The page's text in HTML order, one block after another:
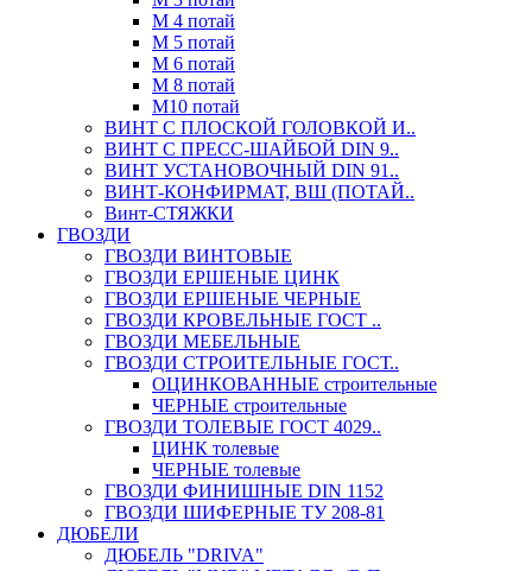
М 4 потай
М 5 потай
М 6 потай
М 8 потай
М10 потай
ВИНТ С ПЛОСКОЙ ГОЛОВКОЙ И..
ВИНТ С ПРЕСС-ШАЙБОЙ DIN 9..
ВИНТ УСТАНОВОЧНЫЙ DIN 91..
ВИНТ-КОНФИРМАТ, ВШ (ПОТАЙ..
Винт-СТЯЖКИ
ГВОЗДИ
ГВОЗДИ ВИНТОВЫЕ
ГВОЗДИ ЕРШЕНЫЕ ЦИНК
ГВОЗДИ ЕРШЕНЫЕ ЧЕРНЫЕ
ГВОЗДИ КРОВЕЛЬНЫЕ ГОСТ ..
ГВОЗДИ МЕБЕЛЬНЫЕ
ГВОЗДИ СТРОИТЕЛЬНЫЕ ГОСТ..
ОЦИНКОВАННЫЕ строительные
ЧЕРНЫЕ строительные
ГВОЗДИ ТОЛЕВЫЕ ГОСТ 4029..
ЦИНК толевые
ЧЕРНЫЕ толевые
ГВОЗДИ ФИНИШНЫЕ DIN 1152
ГВОЗДИ ШИФЕРНЫЕ ТУ 208-81
ДЮБЕЛИ
ДЮБЕЛЬ "DRIVA"